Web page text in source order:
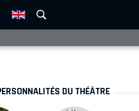
DU THÉÂTRE